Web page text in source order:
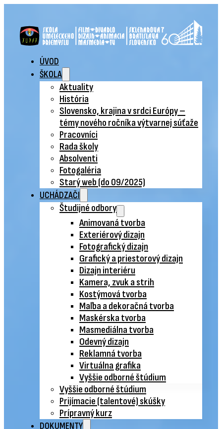
ÚVOD
ŠKOLA
Aktuality
História
Slovensko, krajina v srdci Európy –
témy nového ročníka výtvarnej súťaže
Pracovníci
Rada školy
Absolventi
Fotogaléria
Starý web (do 09/2025)
UCHÁDZAČI
Študijné odbory
Animovaná tvorba
Exteriérový dizajn
Fotografický dizajn
Grafický a priestorový dizajn
Dizajn interiéru
Kamera, zvuk a strih
Kostýmová tvorba
Maľba a dekoračná tvorba
Maskérska tvorba
Masmediálna tvorba
Odevný dizajn
Reklamná tvorba
Virtuálna grafika
Vyššie odborné štúdium
Vyššie odborné štúdium
Prijímacie (talentové) skúšky
Prípravný kurz
DOKUMENTY